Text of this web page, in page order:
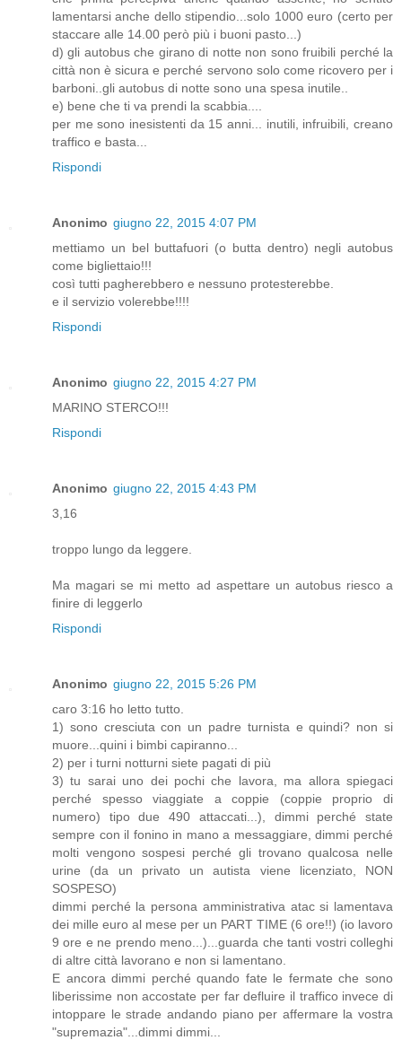
lamentarsi anche dello stipendio...solo 1000 euro (certo per
staccare alle 14.00 però più i buoni pasto...)
d) gli autobus che girano di notte non sono fruibili perché la
città non è sicura e perché servono solo come ricovero per i
barboni..gli autobus di notte sono una spesa inutile..
e) bene che ti va prendi la scabbia....
per me sono inesistenti da 15 anni... inutili, infruibili, creano
traffico e basta...
Rispondi
Anonimo giugno 22, 2015 4:07 PM
mettiamo un bel buttafuori (o butta dentro) negli autobus
come bigliettaio!!!
così tutti pagherebbero e nessuno protesterebbe.
e il servizio volerebbe!!!!
Rispondi
Anonimo giugno 22, 2015 4:27 PM
MARINO STERCO!!!
Rispondi
Anonimo giugno 22, 2015 4:43 PM
3,16
troppo lungo da leggere.
Ma magari se mi metto ad aspettare un autobus riesco a
finire di leggerlo
Rispondi
Anonimo giugno 22, 2015 5:26 PM
caro 3:16 ho letto tutto.
1) sono cresciuta con un padre turnista e quindi? non si
muore...quini i bimbi capiranno...
2) per i turni notturni siete pagati di più
3) tu sarai uno dei pochi che lavora, ma allora spiegaci
perché spesso viaggiate a coppie (coppie proprio di
numero) tipo due 490 attaccati...), dimmi perché state
sempre con il fonino in mano a messaggiare, dimmi perché
molti vengono sospesi perché gli trovano qualcosa nelle
urine (da un privato un autista viene licenziato, NON
SOSPESO)
dimmi perché la persona amministrativa atac si lamentava
dei mille euro al mese per un PART TIME (6 ore!!) (io lavoro
9 ore e ne prendo meno...)...guarda che tanti vostri colleghi
di altre città lavorano e non si lamentano.
E ancora dimmi perché quando fate le fermate che sono
liberissime non accostate per far defluire il traffico invece di
intoppare le strade andando piano per affermare la vostra
"supremazia"...dimmi dimmi...